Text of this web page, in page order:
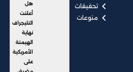
تحقيقات
منوعات
هل
أعلنت
التليجراف
نهاية
الهيمنة
الأمريكية
على